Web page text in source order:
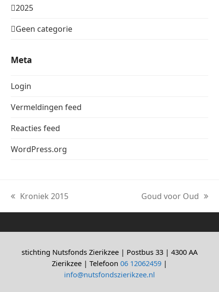
2025
Geen categorie
Meta
Login
Vermeldingen feed
Reacties feed
WordPress.org
previous
post:
Kroniek 2015
next
post:
Goud voor Oud
stichting Nutsfonds Zierikzee | Postbus 33 | 4300 AA
Zierikzee | Telefoon 06 12062459 |
info@nutsfondszierikzee.nl